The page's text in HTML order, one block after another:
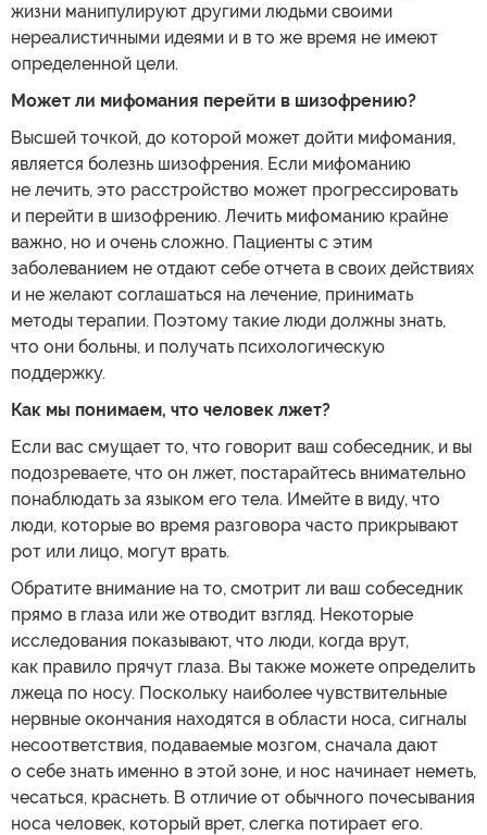
жизни манипулируют другими людьми своими
нереалистичными идеями и в то же время не имеют
определенной цели.
Может ли мифомания перейти в шизофрению?
Высшей точкой, до которой может дойти мифомания,
является болезнь шизофрения. Если мифоманию
не лечить, это расстройство может прогрессировать
и перейти в шизофрению. Лечить мифоманию крайне
важно, но и очень сложно. Пациенты с этим
заболеванием не отдают себе отчета в своих действиях
и не желают соглашаться на лечение, принимать
методы терапии. Поэтому такие люди должны знать,
что они больны, и получать психологическую
поддержку.
Как мы понимаем, что человек лжет?
Если вас смущает то, что говорит ваш собеседник, и вы
подозреваете, что он лжет, постарайтесь внимательно
понаблюдать за языком его тела. Имейте в виду, что
люди, которые во время разговора часто прикрывают
рот или лицо, могут врать.
Обратите внимание на то, смотрит ли ваш собеседник
прямо в глаза или же отводит взгляд. Некоторые
исследования показывают, что люди, когда врут,
как правило прячут глаза. Вы также можете определить
лжеца по носу. Поскольку наиболее чувствительные
нервные окончания находятся в области носа, сигналы
несоответствия, подаваемые мозгом, сначала дают
о себе знать именно в этой зоне, и нос начинает неметь,
чесаться, краснеть. В отличие от обычного почесывания
носа человек, который врет, слегка потирает его.